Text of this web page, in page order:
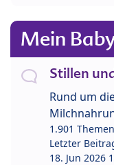
Mein
Stillen
Rund um
1.901
Letzter
18. Jun 2026